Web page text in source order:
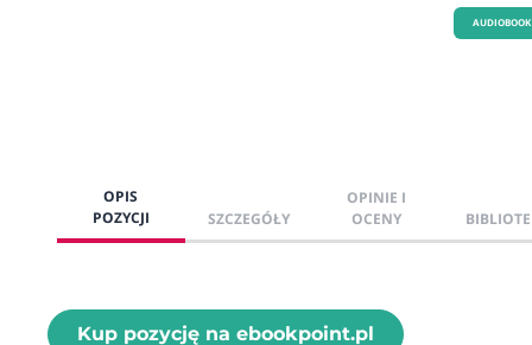
AUDIOBOOK
OPIS
POZYCJI
SZCZEGÓŁY
OPINIE I
OCENY
Kup pozycję na ebookpoint.pl